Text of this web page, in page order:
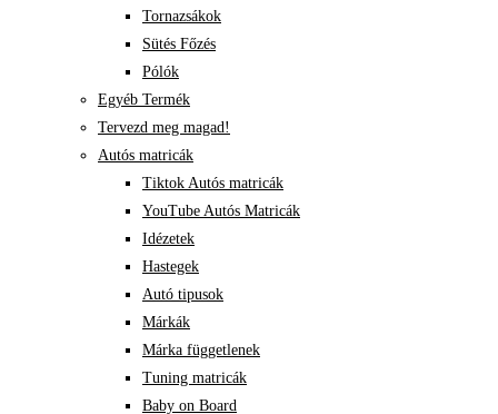
Tornazsákok
Sütés Főzés
Pólók
Egyéb Termék
Tervezd meg magad!
Autós matricák
Tiktok Autós matricák
YouTube Autós Matricák
Idézetek
Hastegek
Autó tipusok
Márkák
Márka függetlenek
Tuning matricák
Baby on Board